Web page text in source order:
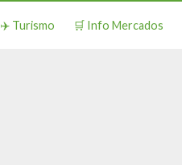
✈️ Turismo 🛒 Info Mercados